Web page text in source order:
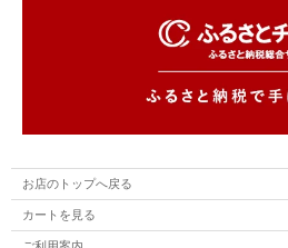
お店のトップへ戻る
カートを見る